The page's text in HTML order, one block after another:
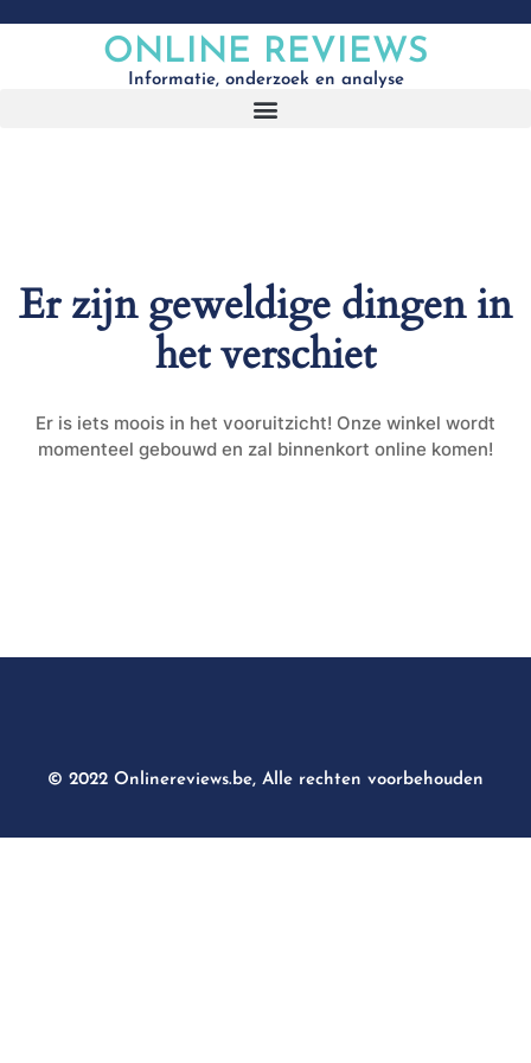
ONLINE REVIEWS
Informatie, onderzoek en analyse
Er zijn geweldige dingen in
het verschiet
Er is iets moois in het vooruitzicht! Onze winkel wordt
momenteel gebouwd en zal binnenkort online komen!
© 2022 Onlinereviews.be, Alle rechten voorbehouden